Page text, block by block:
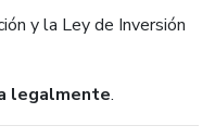
y la Ley de Inversión
legalmente.